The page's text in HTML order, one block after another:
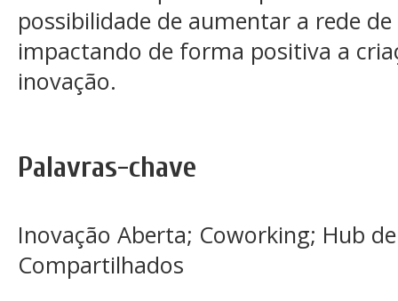
possibilidade de aumentar a rede
impactando de forma positiva a
inovação.
Palavras-chave
Inovação Aberta; Coworking; Hub
Compartilhados